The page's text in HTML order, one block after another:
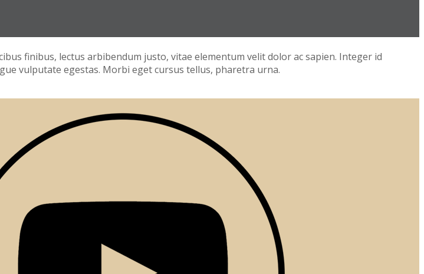
finibus, lectus arbibendum justo, vitae elementum velit dolor ac sapien. Integer id
vulputate egestas. Morbi eget cursus tellus, pharetra urna.